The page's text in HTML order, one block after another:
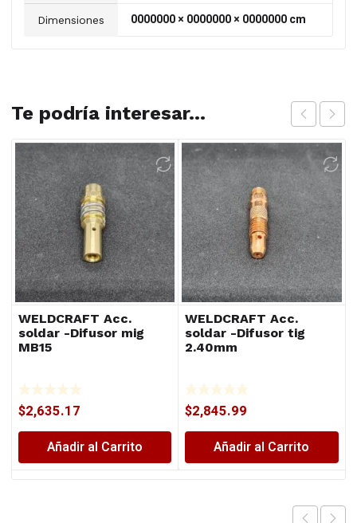
Dimensiones 0000000 × 0000000 × 0000000 cm
Te podría interesar...
WELDCRAFT Acc.
soldar -Difusor mig
MB15
$2,635.17
Añadir al Carrito
WELDCRAFT Acc.
soldar -Difusor tig
2.40mm
$2,845.99
Añadir al Carrito